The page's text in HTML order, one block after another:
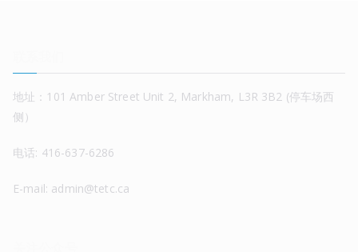
地址：101 Amber Street Unit 2, Markham, L3R 3B2 (停车场西
侧）
电话: 416-637-6286
E-mail: admin@tetc.ca